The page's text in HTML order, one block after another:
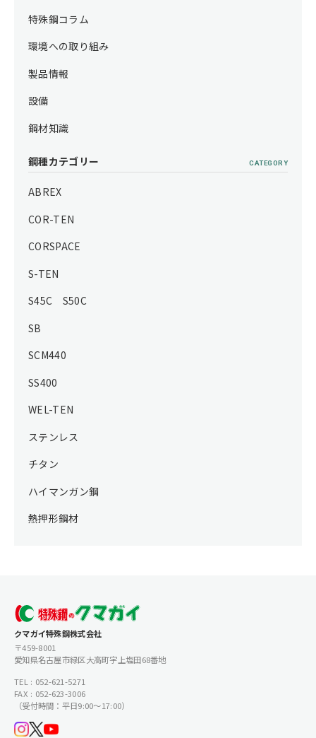
特殊鋼コラム
環境への取り組み
製品情報
設備
鋼材知識
鋼種カテゴリー CATEGORY
ABREX
COR-TEN
CORSPACE
S-TEN
S45C S50C
SB
SCM440
SS400
WEL-TEN
ステンレス
チタン
ハイマンガン鋼
熱押形鋼材
クマガイ特殊鋼株式会社
〒459-8001
愛知県名古屋市緑区大高町字上塩田68番地
TEL : 052-621-5271
FAX : 052-623-3006
（受付時間：平日9:00〜17:00）